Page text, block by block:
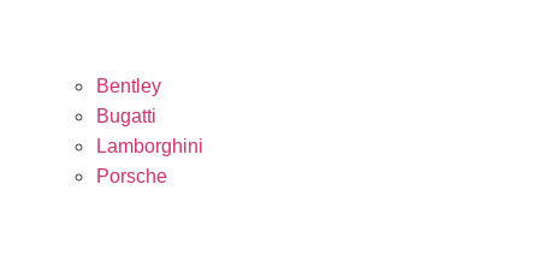
Bentley
Bugatti
Lamborghini
Porsche